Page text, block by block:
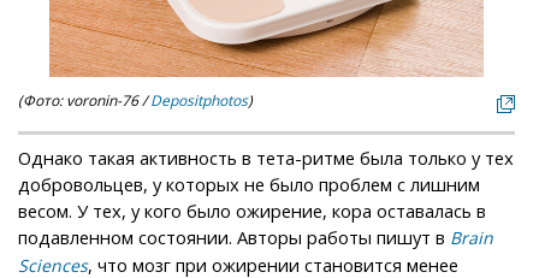
(Фото: voronin-76 /Depositphotos)
Однако такая активность в тета-ритме была только у тех
добровольцев, у которых не было проблем с лишним
весом. У тех, у кого было ожирение, кора оставалась в
подавленном состоянии. Авторы работы пишут в Brain
Sciences, что мозг при ожирении становится менее